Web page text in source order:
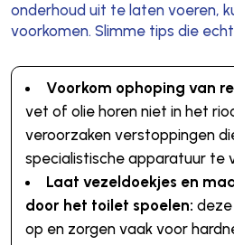
onderhoud uit te laten voeren,
voorkomen. Slimme tips die
Voorkom ophoping van
vet of olie horen niet in het
veroorzaken verstoppingen
specialistische apparatuur te
Laat vezeldoekjes en
door het toilet spoelen:
op en zorgen vaak voor